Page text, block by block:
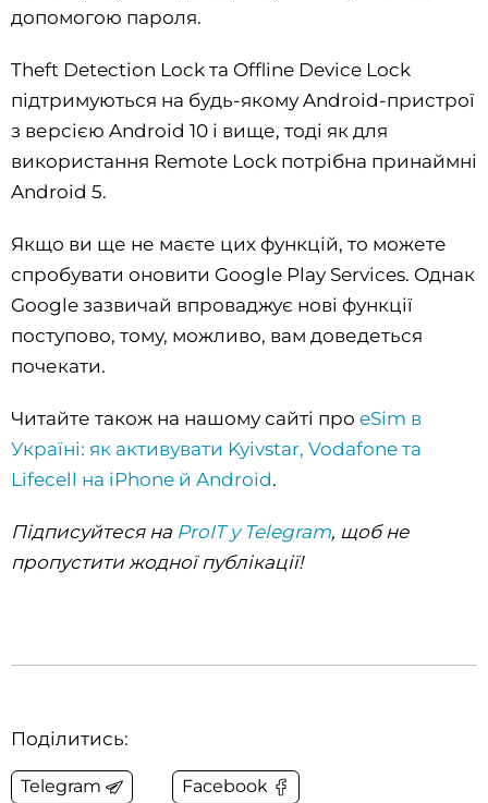
допомогою пароля.
Theft Detection Lock та Offline Device Lock
підтримуються на будь-якому Android-пристрої
з версією Android 10 і вище, тоді як для
використання Remote Lock потрібна принаймні
Android 5.
Якщо ви ще не маєте цих функцій, то можете
спробувати оновити Google Play Services. Однак
Google зазвичай впроваджує нові функції
поступово, тому, можливо, вам доведеться
почекати.
Читайте також на нашому сайті про eSim в
Україні: як активувати Kyivstar, Vodafone та
Lifecell на iPhone й Android.
Підписуйтеся на ProIT у Telegram, щоб не
пропустити жодної публікації!
Поділитись:
Telegram Facebook